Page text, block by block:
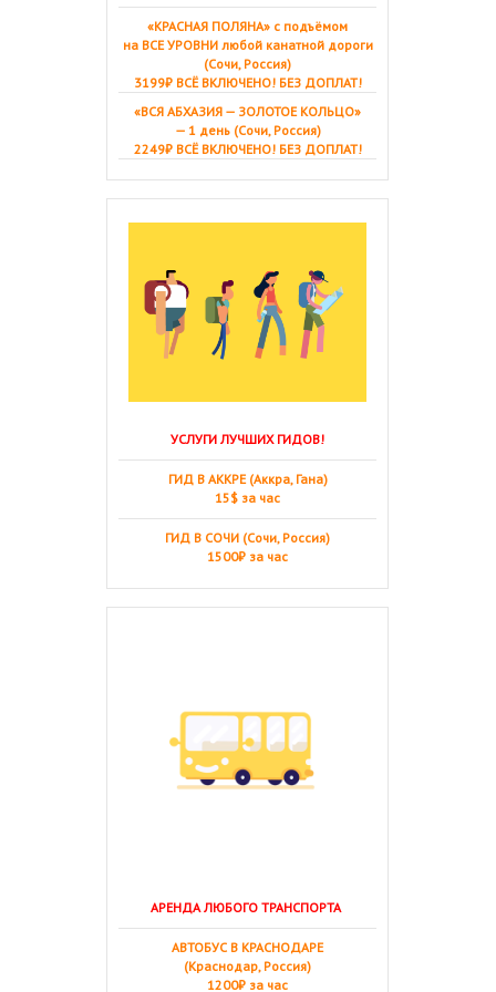
«КРАСНАЯ ПОЛЯНА» с подъёмом
на ВСЕ УРОВНИ любой канатной дороги
(Сочи, Россия)
3199₽ ВСЁ ВКЛЮЧЕНО! БЕЗ ДОПЛАТ!
«ВСЯ АБХАЗИЯ — ЗОЛОТОЕ КОЛЬЦО»
— 1 день (Сочи, Россия)
2249₽ ВСЁ ВКЛЮЧЕНО! БЕЗ ДОПЛАТ!
УСЛУГИ ЛУЧШИХ ГИДОВ!
ГИД В АККРЕ (Аккра, Гана)
15$ за час
ГИД В СОЧИ (Сочи, Россия)
1500₽ за час
АРЕНДА ЛЮБОГО ТРАНСПОРТА
АВТОБУС В КРАСНОДАРЕ
(Краснодар, Россия)
1200₽ за час